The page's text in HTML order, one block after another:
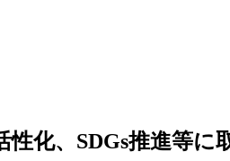
化、SDGs推進等